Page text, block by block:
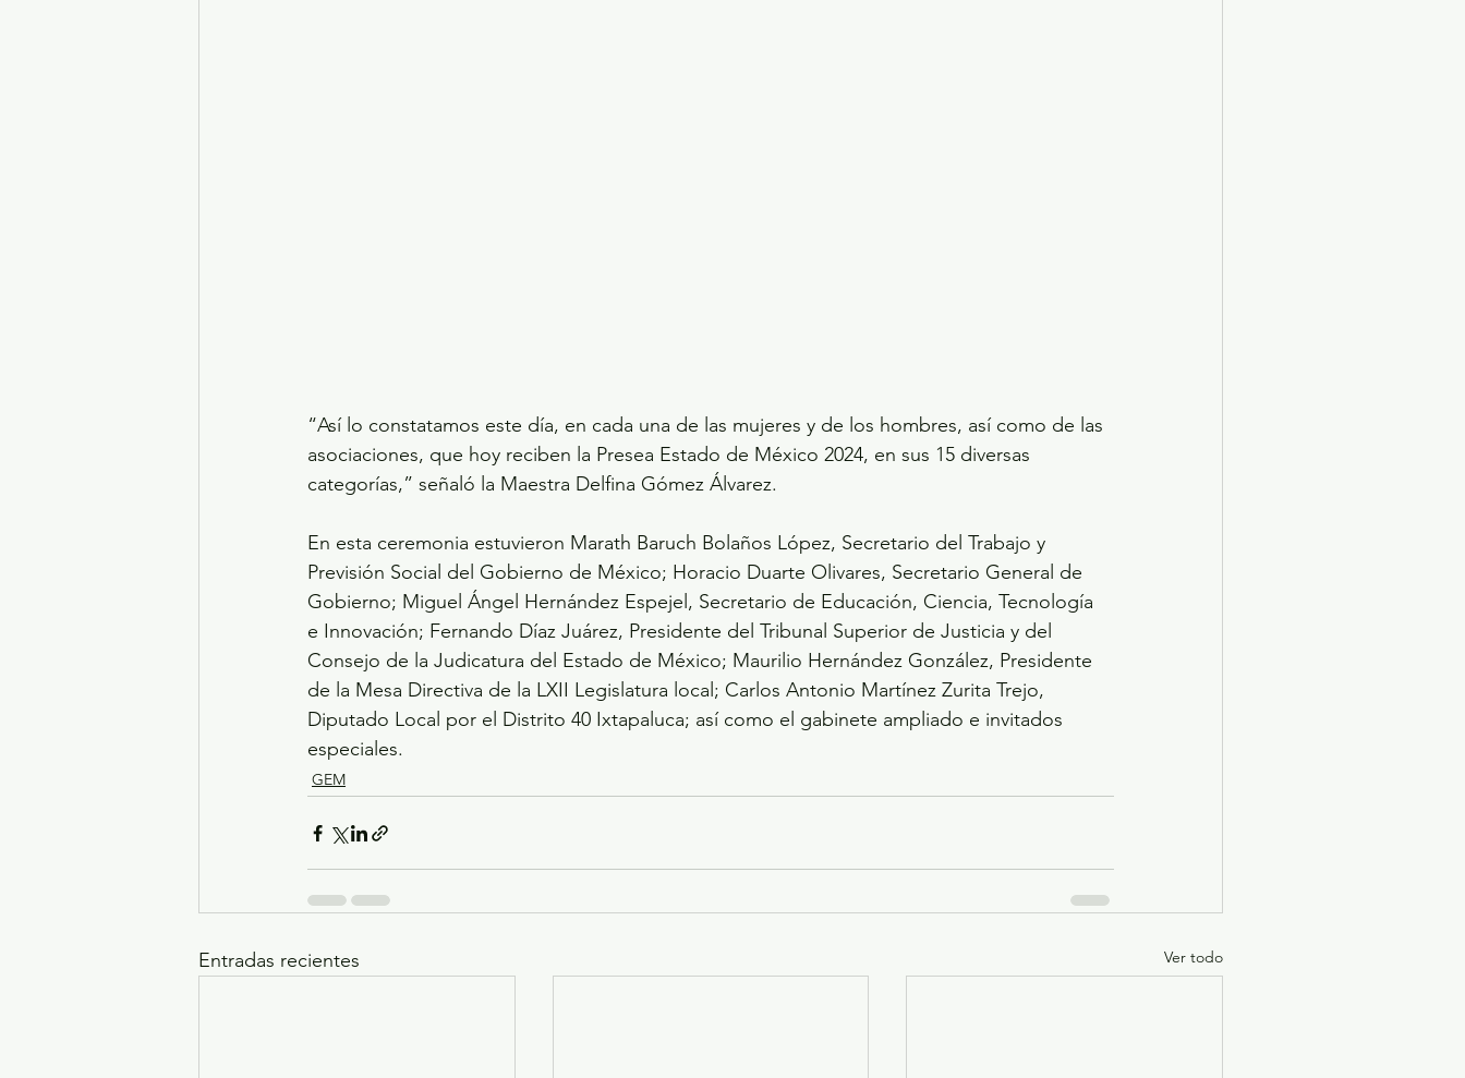
“Así lo constatamos este día, en cada una de las mujeres y de los hombres, así como de las
asociaciones, que hoy reciben la Presea Estado de México 2024, en sus 15 diversas
categorías,” señaló la Maestra Delfina Gómez Álvarez.
En esta ceremonia estuvieron Marath Baruch Bolaños López, Secretario del Trabajo y
Previsión Social del Gobierno de México; Horacio Duarte Olivares, Secretario General de
Gobierno; Miguel Ángel Hernández Espejel, Secretario de Educación, Ciencia, Tecnología
e Innovación; Fernando Díaz Juárez, Presidente del Tribunal Superior de Justicia y del
Consejo de la Judicatura del Estado de México; Maurilio Hernández González, Presidente
de la Mesa Directiva de la LXII Legislatura local; Carlos Antonio Martínez Zurita Trejo,
Diputado Local por el Distrito 40 Ixtapaluca; así como el gabinete ampliado e invitados
especiales.
GEM
Entradas recientes Ver todo